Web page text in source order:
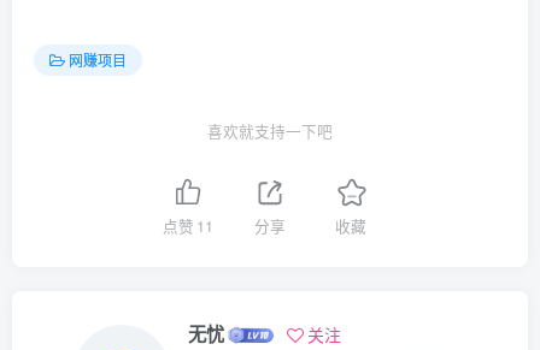
网赚项目
喜欢就支持一下吧
点赞 11 分享 收藏
无忧 关注